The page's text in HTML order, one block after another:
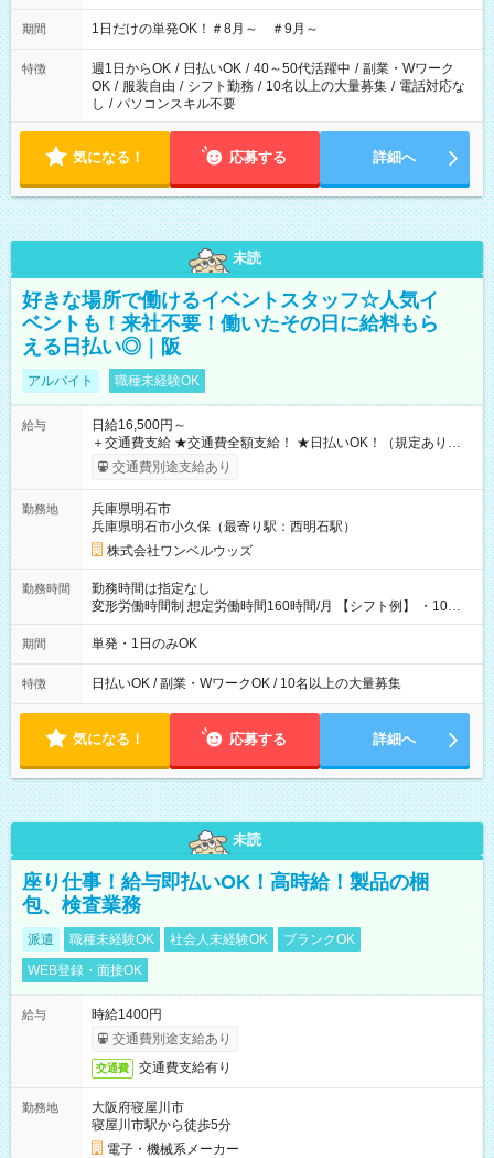
▼18:00～21:00
期間 1日だけの単発OK！＃8月～ ＃9月～
特徴 週1日からOK / 日払いOK / 40～50代活躍中 / 副業・Wワーク
OK / 服装自由 / シフト勤務 / 10名以上の大量募集 / 電話対応な
し / パソコンスキル不要
気になる！ 応募する 詳細へ
未読
好きな場所で働けるイベントスタッフ☆人気イ
ベントも！来社不要！働いたその日に給料もら
える日払い◎｜阪
アルバイト 職種未経験OK
給与
日給16,500円～
＋交通費支給 ★交通費全額支給！ ★日払いOK！（規定あり） ┗
働いたその日に現金GET♪ お仕事後はコンビニATMから 日払
交通費別途支給あり
勤務地
兵庫県明石市
兵庫県明石市小久保（最寄り駅：西明石駅）
株式会社ワンベルウッズ
勤務時間
勤務時間は指定なし
変形労働時間制 想定労働時間160時間/月 【シフト例】 ・10：
00～20：00
期間 単発・1日のみOK
特徴 日払いOK / 副業・WワークOK / 10名以上の大量募集
気になる！ 応募する 詳細へ
未読
座り仕事！給与即払いOK！高時給！製品の梱
包、検査業務
派遣 職種未経験OK 社会人未経験OK
ブランクOK
WEB登録・面接OK
給与
時給1400円
交通費別途支給あり
交通費 交通費支給有り
勤務地
大阪府寝屋川市
寝屋川市駅から徒歩5分
電子・機械系メーカー